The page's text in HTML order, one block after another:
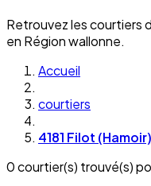
Retrouvez les courtiers
en Région wallonne.
Accueil
courtiers
4181 Filot (Hamoir)
0 courtier(s) trouvé(s)